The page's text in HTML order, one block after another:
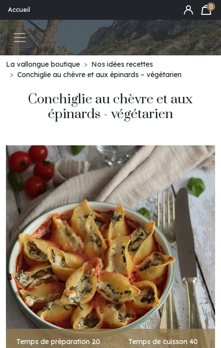
Accueil 0
La vallongue boutique
Nos idées recettes
Conchiglie au chèvre et aux épinards – végétarien
Conchiglie au chèvre et aux
épinards - végétarien
Temps de préparation20 Temps de cuisson 40